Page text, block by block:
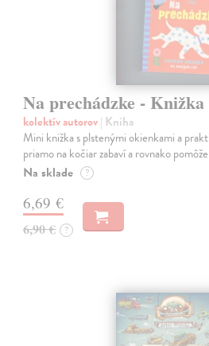
Na prechádzke -
kolektív autorov| Kniha
Mini knižka s plstenými okienkami a
priamo na kočiar zabaví a rovnako
Na sklade ?
6,69 €
6,90 € ?